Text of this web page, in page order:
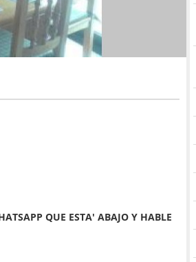
QUE ESTA' ABAJO Y HABLE